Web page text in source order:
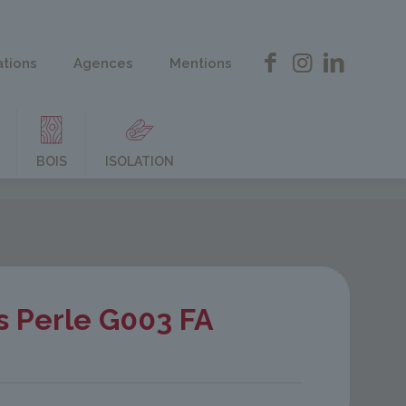
Agences Mentions
BOIS ISOLATION
Perle G003 FA